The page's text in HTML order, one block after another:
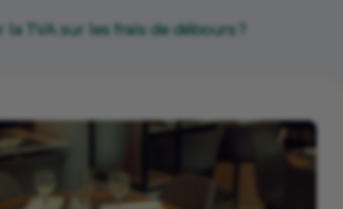
TVA sur les frais de débours ?